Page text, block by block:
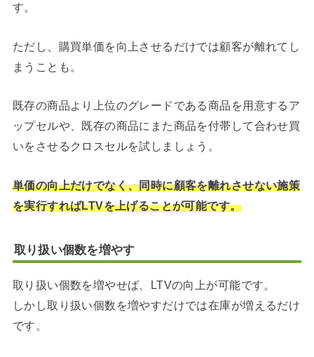
す。
ただし、購買単価を向上させるだけでは顧客が離れてし
まうことも。
既存の商品より上位のグレードである商品を用意するア
ップセルや、既存の商品にまた商品を付帯して合わせ買
いをさせるクロスセルを試しましょう。
単価の向上だけでなく、同時に顧客を離れさせない施策
を実行すればLTVを上げることが可能です。
取り扱い個数を増やす
取り扱い個数を増やせば、LTVの向上が可能です。
しかし取り扱い個数を増やすだけでは在庫が増えるだけ
です。